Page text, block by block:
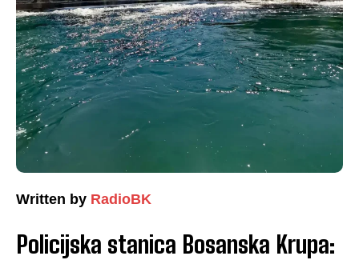
Written by RadioBK
Policijska stanica Bosanska Krupa: